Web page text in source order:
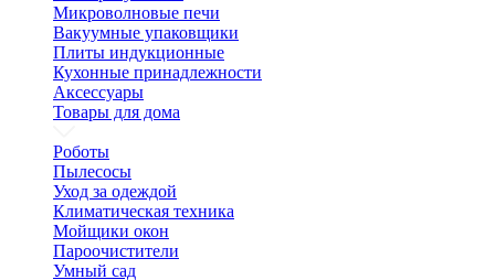
Микроволновые печи
Вакуумные упаковщики
Плиты индукционные
Кухонные принадлежности
Аксессуары
Товары для дома
Роботы
Пылесосы
Уход за одеждой
Климатическая техника
Мойщики окон
Пароочистители
Умный сад